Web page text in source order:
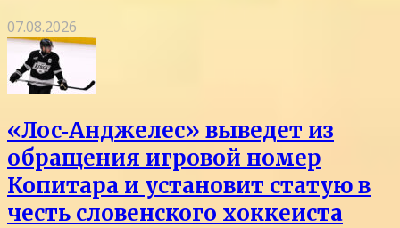
07.08.2026
«Лос‑Анджелес» выведет из
обращения игровой номер
Копитара и установит статую в
честь словенского хоккеиста